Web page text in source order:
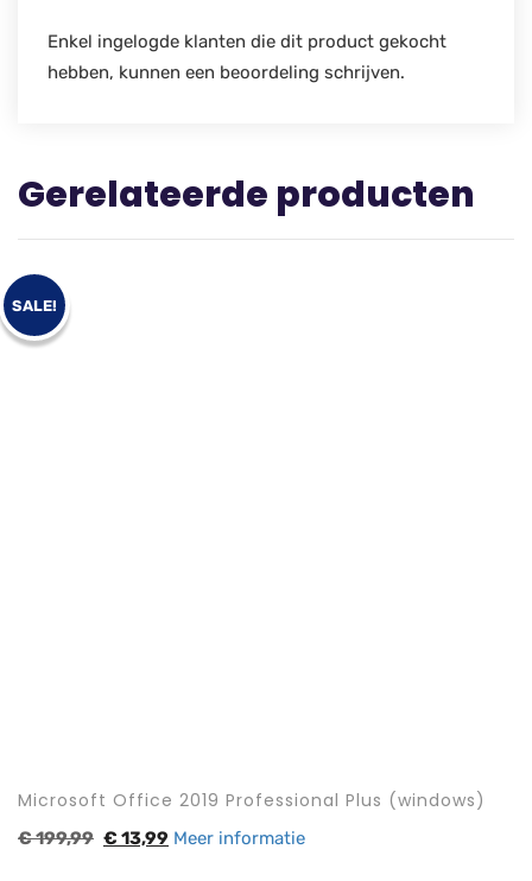
Enkel ingelogde klanten die dit product gekocht
hebben, kunnen een beoordeling schrijven.
Gerelateerde producten
SALE!
Microsoft Office 2019 Professional Plus (windows)
€199,99 € 13,99 Meer informatie